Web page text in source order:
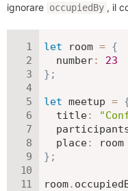
ignorare occupiedBy , il
let room = {
number:
23
} ;
let meetup =
title:
place: room
} ;
room.